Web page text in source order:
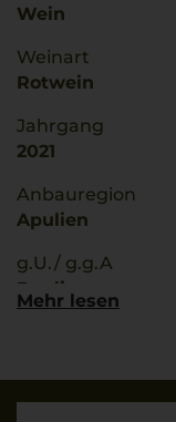
Wein
Weinart
Rotwein
Jahrgang
2021
Anbauregion
Apulien
g.U./ g.g.A
Puglia
30% Primitivo
20% Merlot
Mehr lesen